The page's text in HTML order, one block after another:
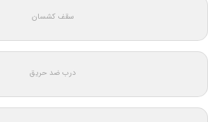
سقف کشسان
درب ضد حریق